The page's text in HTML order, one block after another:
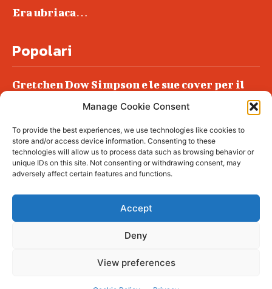
Manage Cookie Consent
To provide the best experiences, we use technologies like cookies to
store and/or access device information. Consenting to these
technologies will allow us to process data such as browsing behavior or
unique IDs on this site. Not consenting or withdrawing consent, may
adversely affect certain features and functions.
Accept
Deny
View preferences
Era ubriaca…
Popolari
Gretchen Dow Simpson e le sue cover per il
Podlech, il Cile lo ha condannato
all’ergastolo
Era ubriaca…
© tagDiv - All rights reserved. Made with
complete News Portal about living, lifestyle,
fashion and wellness. Take your time and